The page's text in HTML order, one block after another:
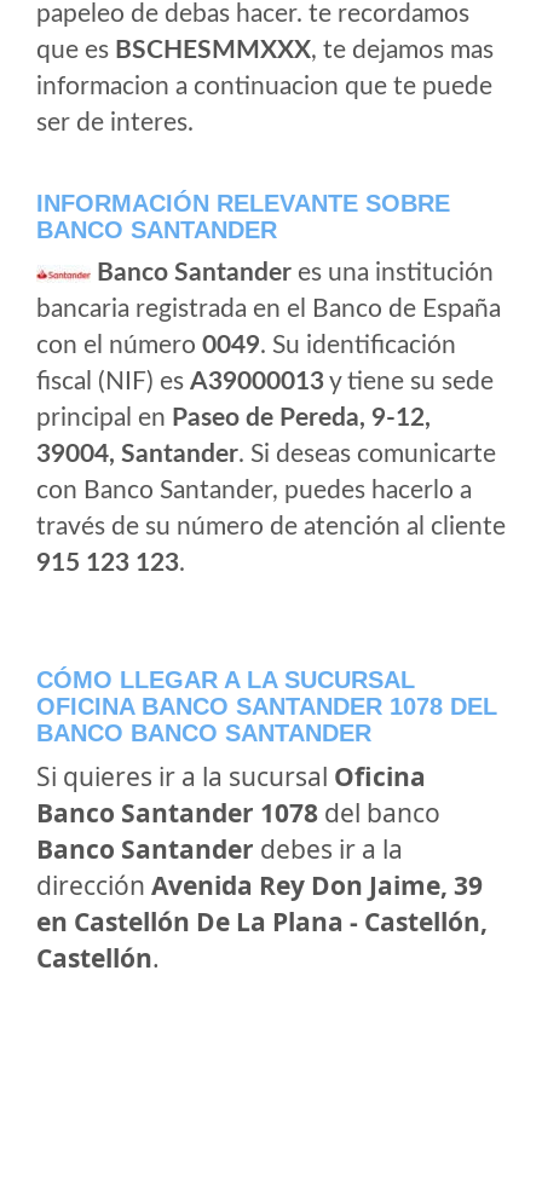
papeleo de debas hacer. te recordamos
que es BSCHESMMXXX, te dejamos mas
informacion a continuacion que te puede
ser de interes.
INFORMACIÓN RELEVANTE SOBRE
BANCO SANTANDER
Banco Santander es una institución
bancaria registrada en el Banco de España
con el número 0049. Su identificación
fiscal (NIF) es A39000013y tiene su sede
principal en Paseo de Pereda, 9-12,
39004, Santander. Si deseas comunicarte
con Banco Santander, puedes hacerlo a
través de su número de atención al cliente
915 123 123.
CÓMO LLEGAR A LA SUCURSAL
OFICINA BANCO SANTANDER 1078 DEL
BANCO BANCO SANTANDER
Si quieres ir a la sucursal Oficina
Banco Santander 1078 del banco
Banco Santander debes ir a la
dirección Avenida Rey Don Jaime, 39
en Castellón De La Plana - Castellón,
Castellón.